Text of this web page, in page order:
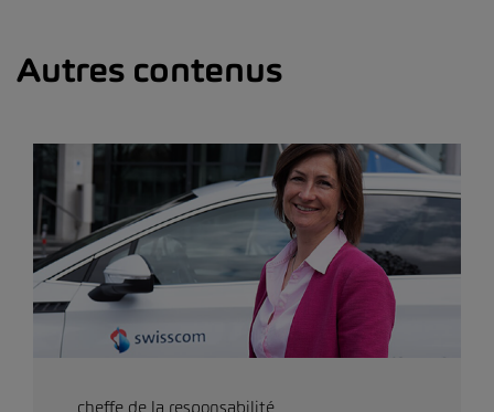
Autres contenus
cheffe de la responsabilité